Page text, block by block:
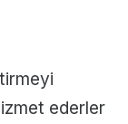
ederler